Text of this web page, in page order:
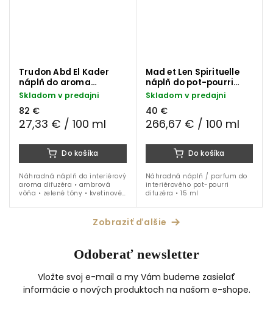
Trudon Abd El Kader
náplň do aroma
difuzéra 300 ml
Skladom v predajni
82 €
27,33 € / 100 ml
Do košíka
Náhradná náplň do interiérový
aroma difuzéra • ambrová
vôňa • zelené tóny • kvetinové
300 ml
Mad et Len Spirituelle
náplň do pot-pourri
difuzéra 15 ml
Skladom v predajni
40 €
266,67 € / 100 ml
Do košíka
Náhradná náplň / parfum do
interiérového pot-pourri
difuzéra • 15 ml
Zobraziť ďalšie
Odoberať newsletter
Vložte svoj e-mail a my Vám budeme zasielať
informácie o nových produktoch na našom e-shope.